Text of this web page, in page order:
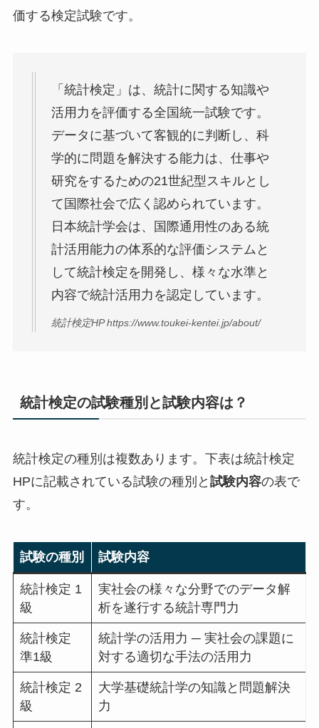
価する検定試験です。
「統計検定」は、統計に関する知識や
活用力を評価する全国統一試験です。
データに基づいて客観的に判断し、科
学的に問題を解決する能力は、仕事や
研究をするための21世紀型スキルとし
て国際社会で広く認められています。
日本統計学会は、国際通用性のある統
計活用能力の体系的な評価システムと
して統計検定を開発し、様々な水準と
内容で統計活用力を認定しています。
統計検定HP https://www.toukei-kentei.jp/about/
統計検定の試験種別と試験内容は？
統計検定の種別は複数あります。下表は統計検定
HPに記載されている試験の種別 と 試験内容の表で
す。
試験の種別 試験内容
統計検定 1
級
実社会の様々な分野でのデータ解
析を遂行する統計専門力
統計検定
準1級
統計学の活用力 ─ 実社会の課題に
対する適切な手法の活用力
統計検定 2
級
大学基礎統計学の知識と問題解決
力